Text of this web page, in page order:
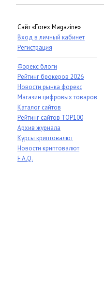
Сайт «Forex Magazine»
Вход в личный кабинет
Регистрация
Форекс блоги
Рейтинг брокеров 2026
Новости рынка форекс
Магазин цифровых товаров
Каталог сайтов
Рейтинг сайтов TOP100
Архив журнала
Курсы криптовалют
Новости криптовалют
F.A.Q.